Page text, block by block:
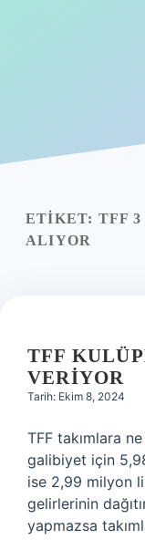
Yasal Uyarı
ETIKET: TFF
ALIYOR
TFF
VERIYOR
Tarih: Ekim 8, 2024
TFF takımlara
galibiyet için
ise 2,99 milyon
gelirlerinin
yapmazsa